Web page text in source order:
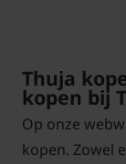
Thuja
kopen bij
Op onze
kopen. Zowel